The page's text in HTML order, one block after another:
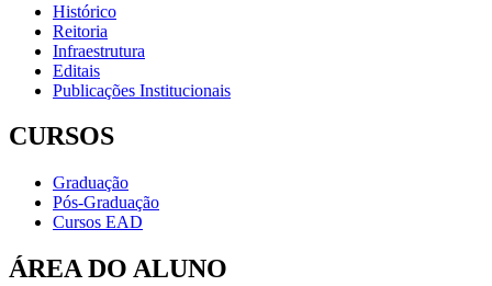
Histórico
Reitoria
Infraestrutura
Editais
Publicações Institucionais
CURSOS
Graduação
Pós-Graduação
Cursos EAD
ÁREA DO ALUNO